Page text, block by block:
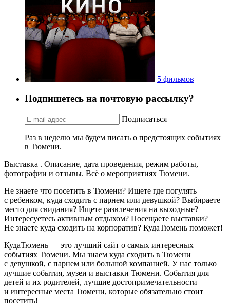
5 фильмов
Подпишетесь на почтовую рассылку?
Подписаться
Раз в неделю мы будем писать о предстоящих событиях
в Тюмени.
Выставка . Описание, дата проведения, режим работы,
фотографии и отзывы. Всё о мероприятиях Тюмени.
Не знаете что посетить в Тюмени? Ищете где погулять
с ребенком, куда сходить с парнем или девушкой? Выбираете
место для свидания? Ищете развлечения на выходные?
Интересуетесь активным отдыхом? Посещаете выставки?
Не знаете куда сходить на корпоратив? КудаТюмень поможет!
КудаТюмень — это лучший сайт о самых интересных
событиях Тюмени. Мы знаем куда сходить в Тюмени
с девушкой, с парнем или большой компанией. У нас только
лучшие события, музеи и выставки Тюмени. События для
детей и их родителей, лучшие достопримечательности
и интересные места Тюмени, которые обязательно стоит
посетить!